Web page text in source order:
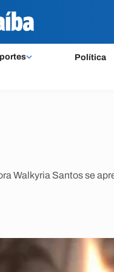
Política
Walkyria Santos se